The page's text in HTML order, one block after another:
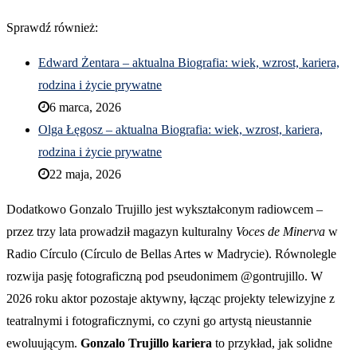
Sprawdź również:
Edward Żentara – aktualna Biografia: wiek, wzrost, kariera,
rodzina i życie prywatne
6 marca, 2026
Olga Łęgosz – aktualna Biografia: wiek, wzrost, kariera,
rodzina i życie prywatne
22 maja, 2026
Dodatkowo Gonzalo Trujillo jest wykształconym radiowcem –
przez trzy lata prowadził magazyn kulturalny Voces de Minerva w
Radio Círculo (Círculo de Bellas Artes w Madrycie). Równolegle
rozwija pasję fotograficzną pod pseudonimem @gontrujillo. W
2026 roku aktor pozostaje aktywny, łącząc projekty telewizyjne z
teatralnymi i fotograficznymi, co czyni go artystą nieustannie
ewoluującym. Gonzalo Trujillo kariera to przykład, jak solidne